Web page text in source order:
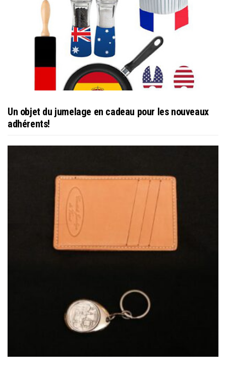
Un objet du jumelage en cadeau pour les nouveaux
adhérents!